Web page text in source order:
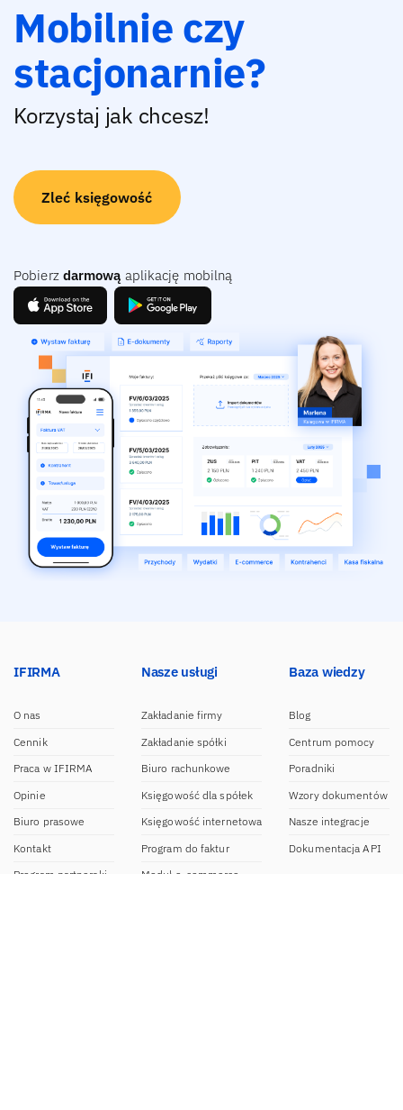
Mobilnie czy
stacjonarnie?
Korzystaj jak chcesz!
Zleć księgowość
Pobierz darmową aplikację mobilną
IFIRMA
O nas
Cennik
Praca w IFIRMA
Opinie
Biuro prasowe
Kontakt
Program partnerski
Nasze usługi
Zakładanie firmy
Zakładanie spółki
Biuro rachunkowe
Księgowość dla spółek
Księgowość internetowa
Program do faktur
Moduł e-commerce
Baza wiedzy
Blog
Centrum pomocy
Poradniki
Wzory dokumentów
Nasze integracje
Dokumentacja API